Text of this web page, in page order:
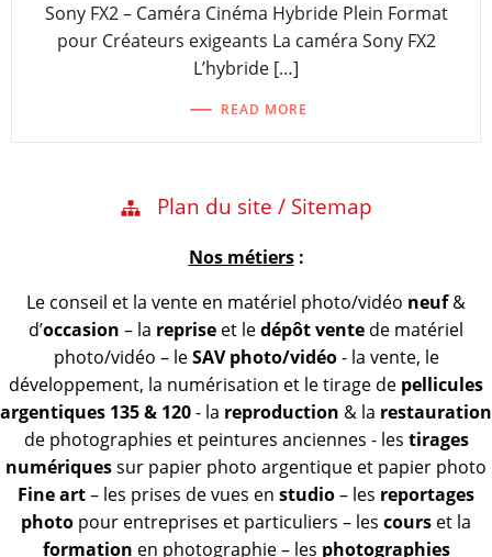
Sony FX2 – Caméra Cinéma Hybride Plein Format
pour Créateurs exigeants La caméra Sony FX2
L’hybride […]
READ MORE
Plan du site / Sitemap
Nos métiers:
Le conseil et la vente en matériel photo/vidéo neuf&
d’occasion – la reprise et ledépôt vente de matériel
photo/vidéo – leSAV photo/vidéo- la vente, le
développement, la numérisation et le tirage de pellicules
argentiques 135 & 120- la reproduction & la restauration
de photographies et peintures anciennes - les tirages
numériquessur papier photo argentique et papier photo
Fine art– les prises de vues en studio– les reportages
photo pour entreprises et particuliers – les cours et la
formation en photographie – les photographies